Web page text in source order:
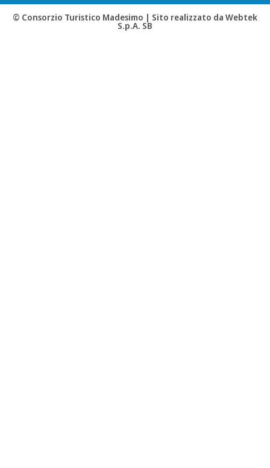
© Consorzio Turistico Madesimo | Sito realizzato da Webtek
S.p.A. SB